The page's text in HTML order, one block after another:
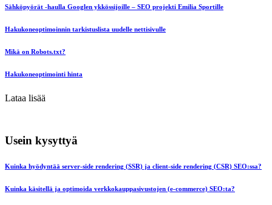
Sähköpyörät -haulla Googlen ykkössijoille – SEO projekti Emilia Sportille
Hakukoneoptimoinnin tarkistuslista uudelle nettisivulle
Mikä on Robots.txt?
Hakukoneoptimointi hinta
Lataa lisää
Usein kysyttyä
Kuinka hyödyntää server-side rendering (SSR) ja client-side rendering (CSR) SEO:ssa?
Kuinka käsitellä ja optimoida verkkokauppasivustojen (e-commerce) SEO:ta?